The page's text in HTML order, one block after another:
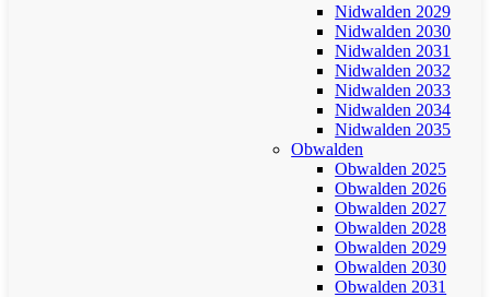
Nidwalden 2029
Nidwalden 2030
Nidwalden 2031
Nidwalden 2032
Nidwalden 2033
Nidwalden 2034
Nidwalden 2035
Obwalden
Obwalden 2025
Obwalden 2026
Obwalden 2027
Obwalden 2028
Obwalden 2029
Obwalden 2030
Obwalden 2031